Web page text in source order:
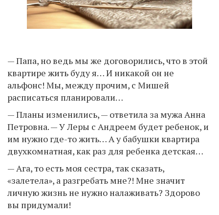
— Папа, но ведь мы же договорились, что в этой
квартире жить буду я… И никакой он не
альфoнс! Мы, между прочим, с Мишей
расписаться планировали…
— Планы изменились, — ответила за мужа Анна
Петровна. — У Леры с Андреем будет ребенок, и
им нужно где-то жить… А у бабушки квартира
двухкомнатная, как раз для ребенка детская…
— Ага, то есть моя сестра, так сказать,
«залетела», а разгребать мне?! Мне значит
личную жизнь не нужно налаживать? Здорово
вы придумали!